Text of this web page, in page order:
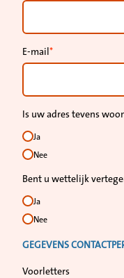
E-mail
Is uw adres tevens
Ja
Nee
Bent u wettelijk
Ja
Nee
GEGEVENS
Voorletters